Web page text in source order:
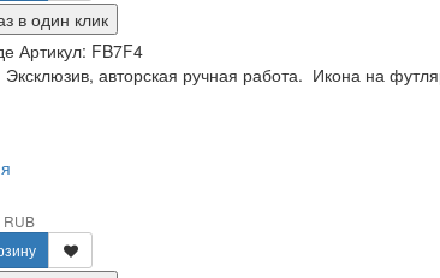
в один клик
Артикул: FB7F4
Эксклюзив, авторская ручная работа. Икона на